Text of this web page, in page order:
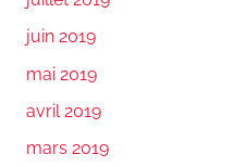
juin 2019
mai 2019
avril 2019
mars 2019